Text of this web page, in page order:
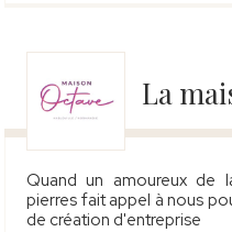
La
Quand un amoureux de
pierres fait appel à nous
de création d'entreprise